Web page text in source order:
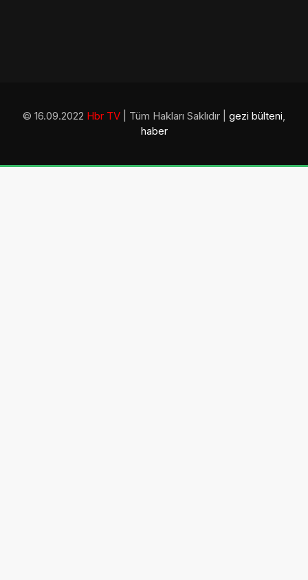
© 16.09.2022 Hbr TV | Tüm Hakları Saklıdır | gezi bülteni,
haber